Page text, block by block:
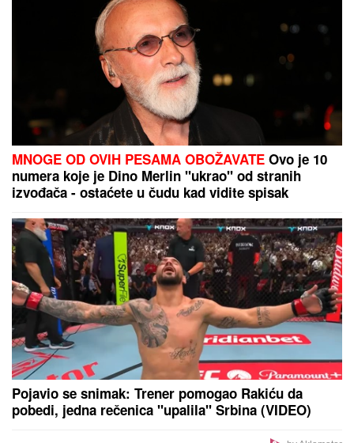
SUVI LUKSUZ I EGZOTIKA! Anđela i Gastoz pobegli
na Maldive, pa se pohvalili: Kokteli dobrodošlice,
nestvaran bazen i NEOČEKIVAN SUSRET na ulici